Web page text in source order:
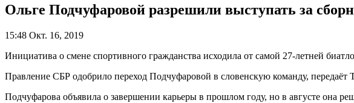
Ольге Подчуфаровой разрешили выступать за
15:48 Окт. 16, 2019
Инициатива о смене спортивного гражданства исходила от самой 27-летней
Правление СБР одобрило переход Подчуфаровой в словенскую команду,
Подчуфарова объявила о завершении карьеры в прошлом году, но в августе она